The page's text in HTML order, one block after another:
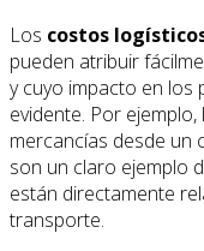
Los costos
pueden atribuir
y cuyo impacto en los
evidente. Por
mercancías desde un
son un claro ejemplo
están directamente
transporte.